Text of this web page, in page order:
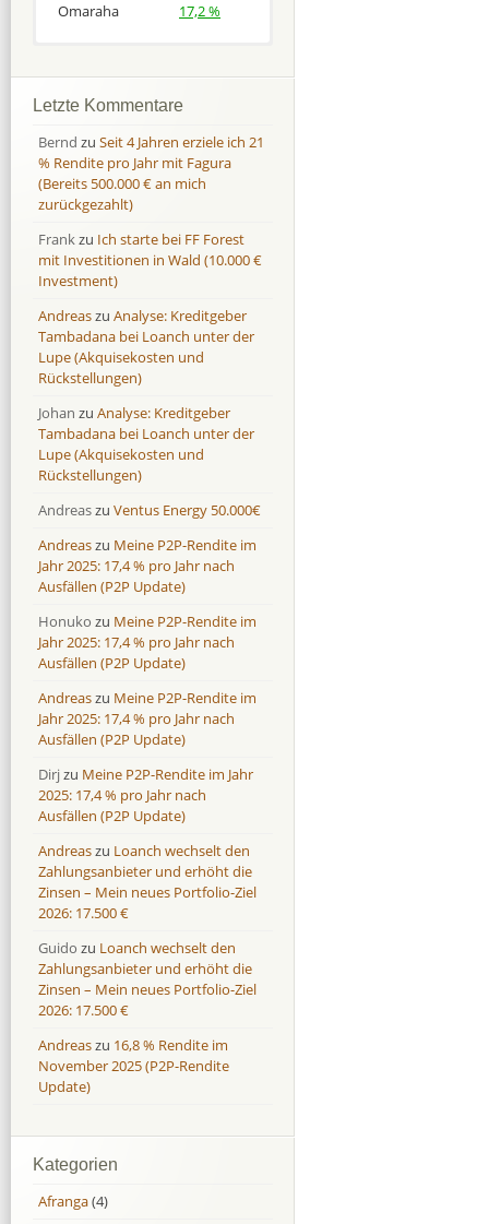
Omaraha
17,2 %
Bondora
Finbee
43,2%
Finbee (CZK)
0,0 %
HeavyFinance
IUVO Group
-32,2 %
Lenndy
-314,6 %
Moncera
8,0 %
Monestro
9,1 %
Neo Finance
Omaraha
16,4 %
Bondora
Finbee
35,2%
Finbee (CZK)
0,0 %
HeavyFinance
IUVO Group
-55,0 %
Lenndy
146,5 %
Moncera
11,1 %
Monestro
>1000%
Neo Finance
Omaraha
18,0 %
Letzte Kommentare
Bernd zu Seit 4 Jahren erziele ich 21
% Rendite pro Jahr mit Fagura
(Bereits 500.000 € an mich
zurückgezahlt)
Frankzu Ich starte bei FF Forest
mit Investitionen in Wald (10.000 €
Investment)
Andreaszu Analyse: Kreditgeber
Tambadana bei Loanch unter der
Lupe (Akquisekosten und
Rückstellungen)
Johan zu Analyse: Kreditgeber
Tambadana bei Loanch unter der
Lupe (Akquisekosten und
Rückstellungen)
Andreaszu Ventus Energy 50.000€
Andreaszu Meine P2P-Rendite im
Jahr 2025: 17,4 % pro Jahr nach
Ausfällen (P2P Update)
Honuko zu Meine P2P-Rendite im
Jahr 2025: 17,4 % pro Jahr nach
Ausfällen (P2P Update)
Andreaszu Meine P2P-Rendite im
Jahr 2025: 17,4 % pro Jahr nach
Ausfällen (P2P Update)
Dirjzu Meine P2P-Rendite im Jahr
2025: 17,4 % pro Jahr nach
Ausfällen (P2P Update)
Andreaszu Loanch wechselt den
Zahlungsanbieter und erhöht die
Zinsen – Mein neues Portfolio-Ziel
2026: 17.500 €
Guido zu Loanch wechselt den
Zahlungsanbieter und erhöht die
Zinsen – Mein neues Portfolio-Ziel
2026: 17.500 €
Andreaszu 16,8 % Rendite im
November 2025 (P2P-Rendite
Update)
Kategorien
Afranga(4)